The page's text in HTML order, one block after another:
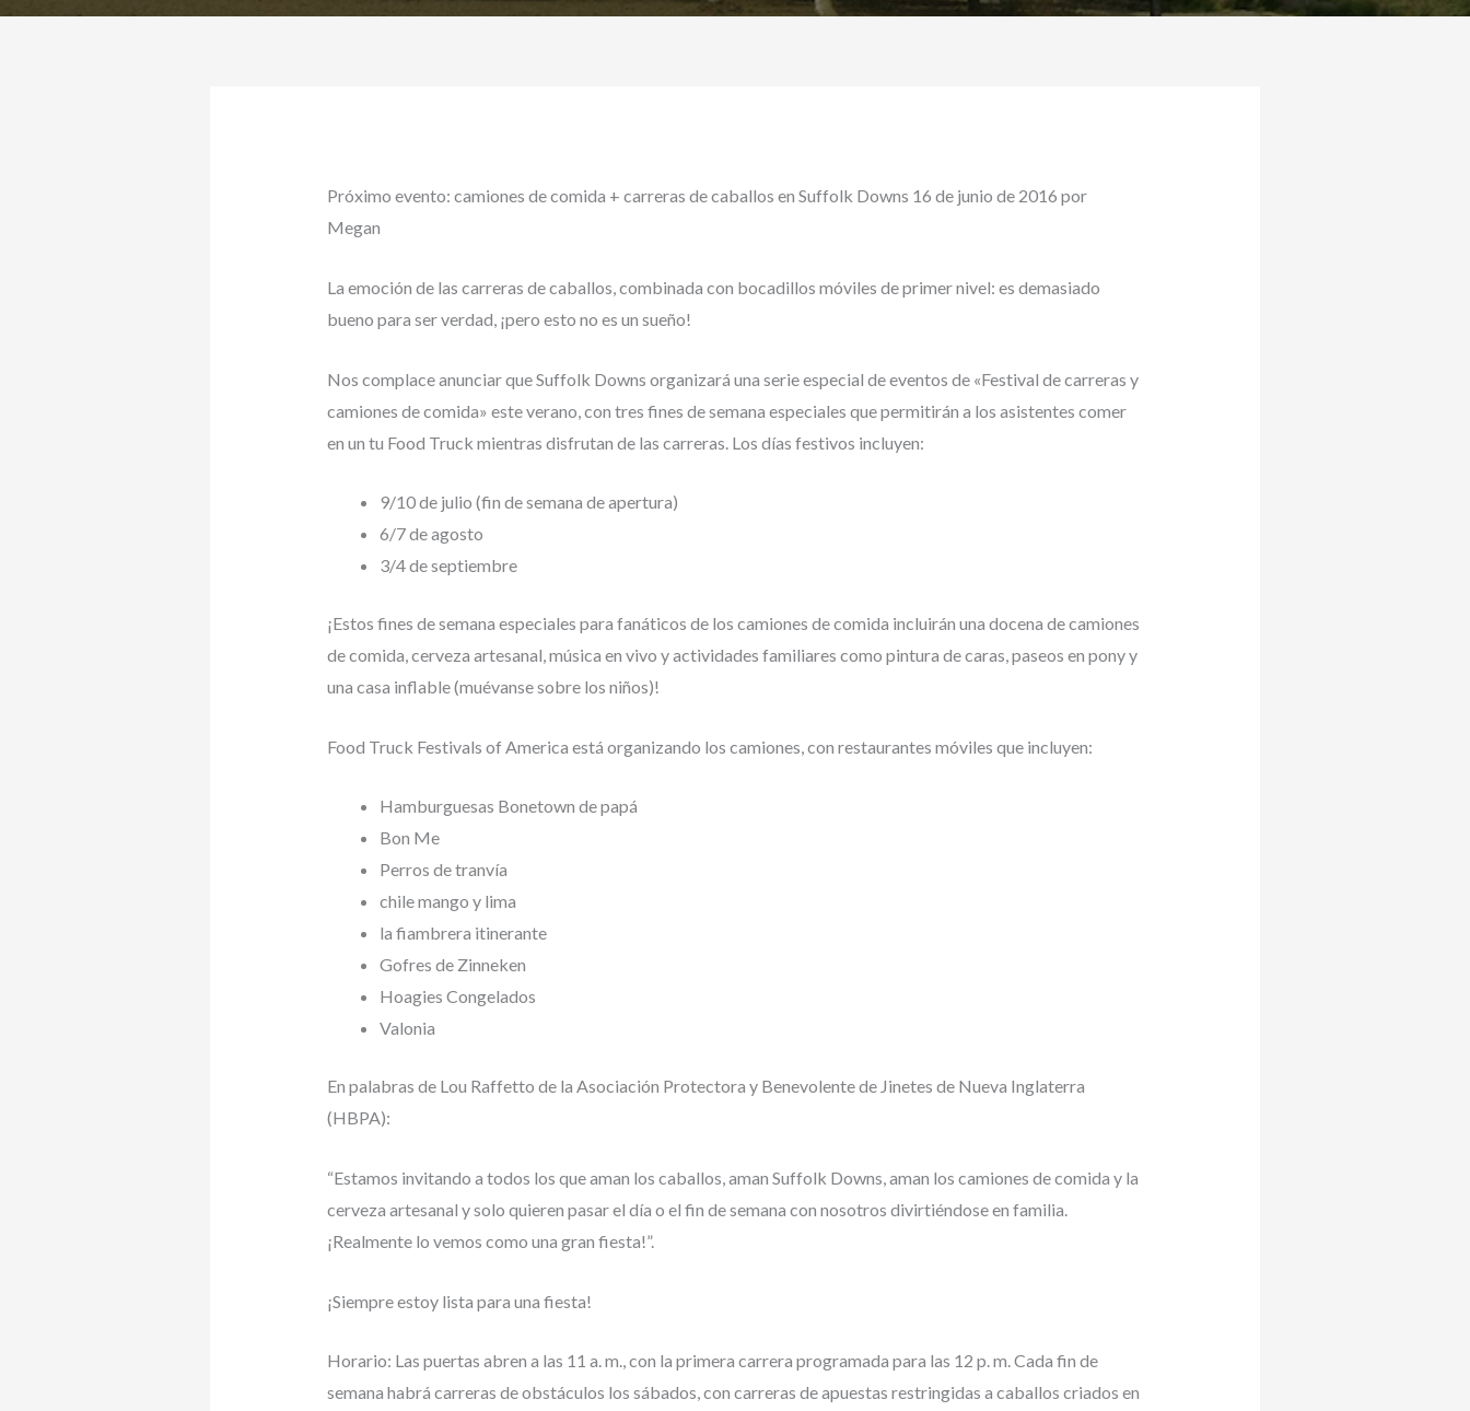
Próximo evento: camiones de comida + carreras de caballos en Suffolk Downs 16 de junio de 2016 por
Megan
La emoción de las carreras de caballos, combinada con bocadillos móviles de primer nivel: es demasiado
bueno para ser verdad, ¡pero esto no es un sueño!
Nos complace anunciar que Suffolk Downs organizará una serie especial de eventos de «Festival de carreras y
camiones de comida» este verano, con tres fines de semana especiales que permitirán a los asistentes comer
en un tu Food Truck mientras disfrutan de las carreras. Los días festivos incluyen:
9/10 de julio (fin de semana de apertura)
6/7 de agosto
3/4 de septiembre
¡Estos fines de semana especiales para fanáticos de los camiones de comida incluirán una docena de camiones
de comida, cerveza artesanal, música en vivo y actividades familiares como pintura de caras, paseos en pony y
una casa inflable (muévanse sobre los niños)!
Food Truck Festivals of America está organizando los camiones, con restaurantes móviles que incluyen:
Hamburguesas Bonetown de papá
Bon Me
Perros de tranvía
chile mango y lima
la fiambrera itinerante
Gofres de Zinneken
Hoagies Congelados
Valonia
En palabras de Lou Raffetto de la Asociación Protectora y Benevolente de Jinetes de Nueva Inglaterra
(HBPA):
“Estamos invitando a todos los que aman los caballos, aman Suffolk Downs, aman los camiones de comida y la
cerveza artesanal y solo quieren pasar el día o el fin de semana con nosotros divirtiéndose en familia.
¡Realmente lo vemos como una gran fiesta!”.
¡Siempre estoy lista para una fiesta!
Horario: Las puertas abren a las 11 a. m., con la primera carrera programada para las 12 p. m. Cada fin de
semana habrá carreras de obstáculos los sábados, con carreras de apuestas restringidas a caballos criados en